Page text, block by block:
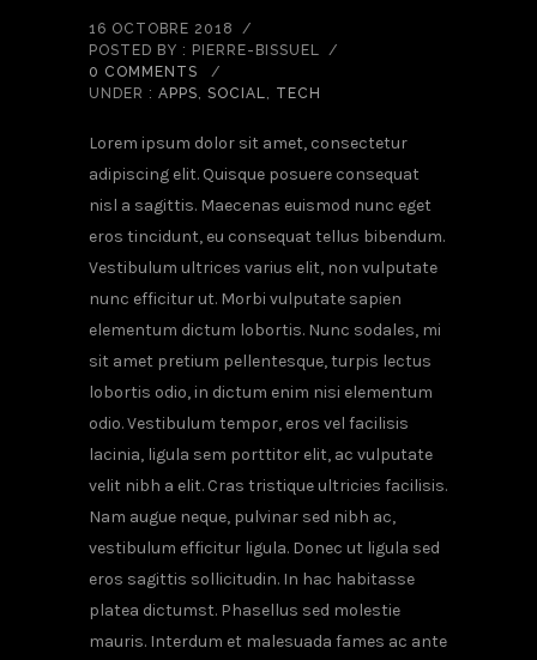
16 OCTOBRE 2018
/
POSTED BY : PIERRE-BISSUEL /
0 COMMENTS
/
UNDER : APPS, SOCIAL, TECH
Lorem ipsum dolor sit amet, consectetur
adipiscing elit. Quisque posuere consequat
nisl a sagittis. Maecenas euismod nunc eget
eros tincidunt, eu consequat tellus bibendum.
Vestibulum ultrices varius elit, non vulputate
nunc efficitur ut. Morbi vulputate sapien
elementum dictum lobortis. Nunc sodales, mi
sit amet pretium pellentesque, turpis lectus
lobortis odio, in dictum enim nisi elementum
odio. Vestibulum tempor, eros vel facilisis
lacinia, ligula sem porttitor elit, ac vulputate
velit nibh a elit. Cras tristique ultricies facilisis.
Nam augue neque, pulvinar sed nibh ac,
vestibulum efficitur ligula. Donec ut ligula sed
eros sagittis sollicitudin. In hac habitasse
platea dictumst. Phasellus sed molestie
mauris. Interdum et malesuada fames ac ante